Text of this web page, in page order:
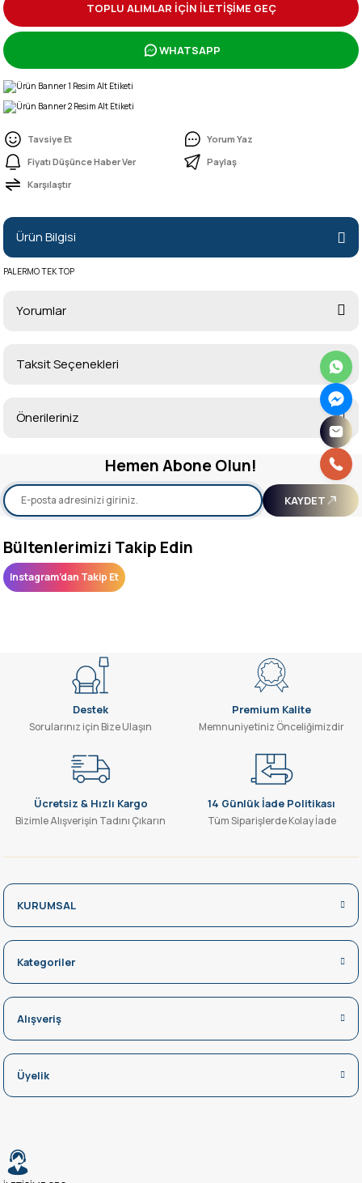
TOPLU ALIMLAR İÇİN İLETİŞİME GEÇ
WHATSAPP
Tavsiye Et
Yorum Yaz
Fiyatı Düşünce Haber Ver
Paylaş
Karşılaştır
Ürün Bilgisi
PALERMO TEK TOP
Yorumlar
Bu ürüne ilk yorumu siz yapın!
Taksit Seçenekleri
Önerileriniz
Bu ürünün fiyat bilgisi, resim, ürün açıklamalarında ve diğer konularda
yetersiz gördüğünüz noktaları öneri formunu kullanarak tarafımıza
iletebilirsiniz.
Görüş ve önerileriniz için teşekkür ederiz.
Ürün resmi kalitesiz, bozuk veya görüntülenemiyor.
Ürün açıklamasında eksik bilgiler bulunuyor.
Ürün bilgilerinde hatalar bulunuyor.
Hemen Abone Olun!
KAYDET
Bültenlerimizi Takip Edin
Instagram’dan Takip Et
Destek
Sorularınız için Bize Ulaşın
Premium Kalite
Memnuniyetiniz Önceliğimizdir
Ücretsiz & Hızlı Kargo
Bizimle Alışverişin Tadını Çıkarın
14 Günlük İade Politikası
Tüm Siparişlerde Kolay İade
KURUMSAL
Kategoriler
Alışveriş
Üyelik